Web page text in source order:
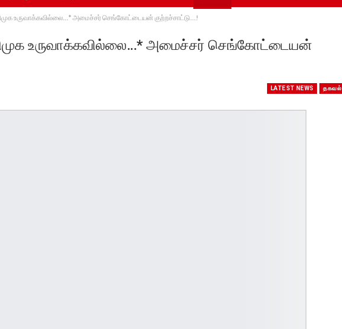
உருவாக்கவில்லை…* அமைச்சர் செங்கோட்டையன் குற்றச்சாட்டு…!
உருவாக்கவில்லை…* அமைச்சர் செங்கோட்டையன்
LATEST NEWS தகவல்